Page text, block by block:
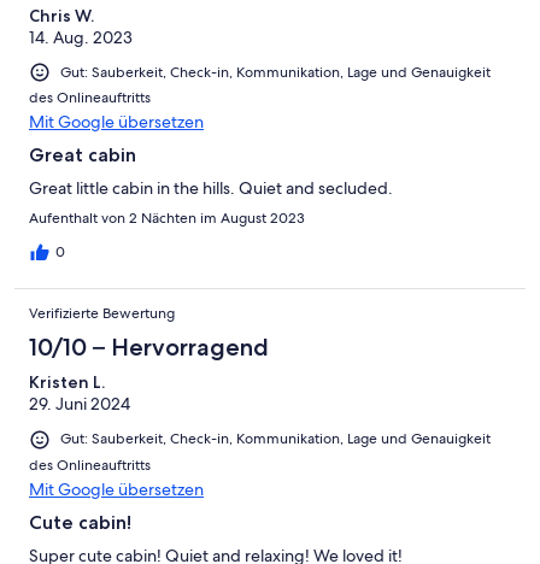
Chris W.
14. Aug. 2023
Gut: Sauberkeit, Check-in, Kommunikation, Lage und Genauigkeit
des Onlineauftritts
Mit Google übersetzen
Great cabin
Great little cabin in the hills. Quiet and secluded.
Aufenthalt von 2 Nächten im August 2023
0
Verifizierte Bewertung
10/10 – Hervorragend
Kristen L.
29. Juni 2024
Gut: Sauberkeit, Check-in, Kommunikation, Lage und Genauigkeit
des Onlineauftritts
Mit Google übersetzen
Cute cabin!
Super cute cabin! Quiet and relaxing! We loved it!